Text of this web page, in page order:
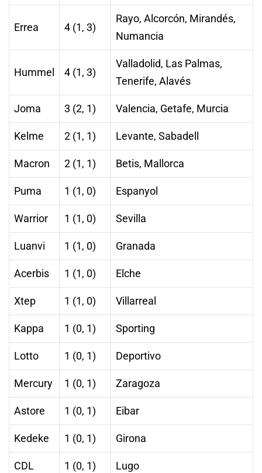
Errea 4 (1, 3)
Rayo, Alcorcón, Mirandés,
Numancia
Hummel 4 (1, 3)
Valladolid, Las Palmas,
Tenerife, Alavés
Joma 3 (2, 1) Valencia, Getafe, Murcia
Kelme 2 (1, 1) Levante, Sabadell
Macron 2 (1, 1) Betis, Mallorca
Puma 1 (1, 0) Espanyol
Warrior 1 (1, 0) Sevilla
Luanvi 1 (1, 0) Granada
Acerbis 1 (1, 0) Elche
Xtep 1 (1, 0) Villarreal
Kappa 1 (0, 1) Sporting
Lotto 1 (0, 1) Deportivo
Mercury 1 (0, 1) Zaragoza
Astore 1 (0, 1) Eibar
Kedeke 1 (0, 1) Girona
CDL 1 (0, 1) Lugo